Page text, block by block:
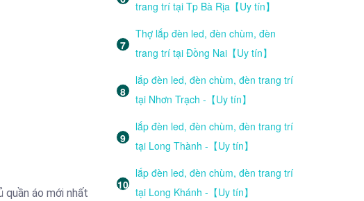
áo mới nhất
trang trí tại Tp Bà Rịa【Uy tín】
Thợ lắp đèn led, đèn chùm, đèn
trang trí tại Đồng Nai【Uy tín】
lắp đèn led, đèn chùm, đèn trang trí
tại Nhơn Trạch -【Uy tín】
lắp đèn led, đèn chùm, đèn trang trí
tại Long Thành -【Uy tín】
lắp đèn led, đèn chùm, đèn trang trí
tại Long Khánh -【Uy tín】